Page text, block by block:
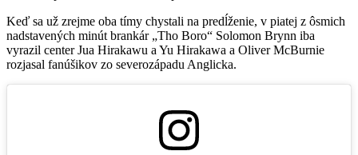
Keď sa už zrejme oba tímy chystali na predĺženie, v piatej z ôsmich
nadstavených minút brankár „Tho Boro“ Solomon Brynn iba
vyrazil center Jua Hirakawu a Yu Hirakawa a Oliver McBurnie
rozjasal fanúšikov zo severozápadu Anglicka.